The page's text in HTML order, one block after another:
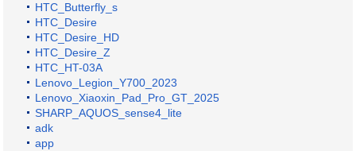
HTC_Butterfly_s
HTC_Desire
HTC_Desire_HD
HTC_Desire_Z
HTC_HT-03A
Lenovo_Legion_Y700_2023
Lenovo_Xiaoxin_Pad_Pro_GT_2025
SHARP_AQUOS_sense4_lite
adk
app